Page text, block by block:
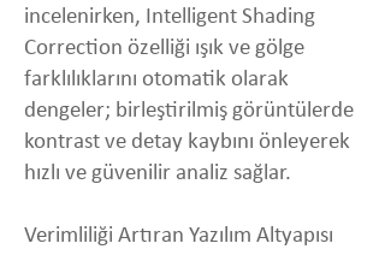
incelenirken, Intelligent Shading
Correction özelliği ışık ve gölge
farklılıklarını otomatik olarak
dengeler; birleştirilmiş görüntülerde
kontrast ve detay kaybını önleyerek
hızlı ve güvenilir analiz sağlar.
Verimliliği Artıran Yazılım Altyapısı